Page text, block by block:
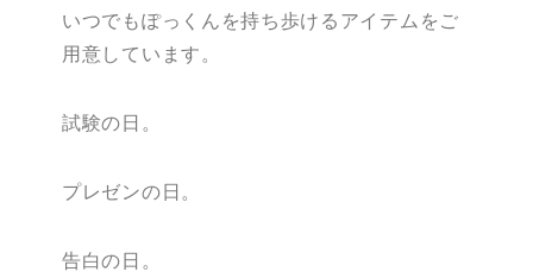
いつでもぽっくんを持ち歩けるアイテムをご
用意しています。
試験の日。
プレゼンの日。
告白の日。